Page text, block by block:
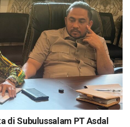
di Subulussalam PT Asdal